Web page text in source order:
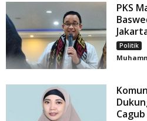
PKS
Politik